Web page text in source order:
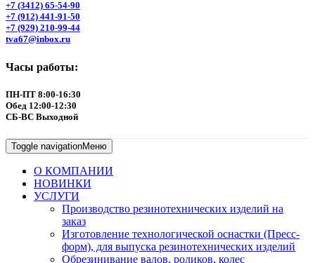
+7 (3412) 65-54-90
+7 (912) 441-91-50
+7 (929) 210-99-44
tva67@inbox.ru
Часы работы:
ПН-ПТ 8:00-16:30
Обед 12:00-12:30
СБ-ВС Выходной
Toggle navigationМеню
О КОМПАНИИ
НОВИНКИ
УСЛУГИ
Производство резинотехнических изделий на
заказ
Изготовление технологической оснастки (Пресс-
форм), для выпуска резинотехнических изделий
Обрезинивание валов, роликов, колес